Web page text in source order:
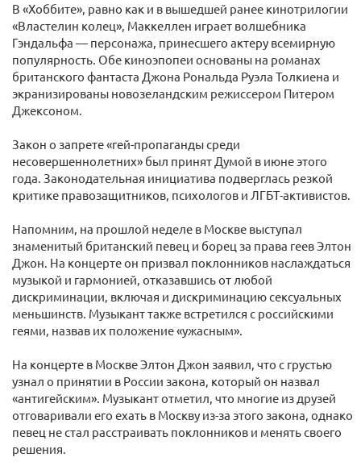
В «Хоббите», равно как и в вышедшей ранее кинотрилогии
«Властелин колец», Маккеллен играет волшебника
Гэндальфа — персонажа, принесшего актеру всемирную
популярность. Обе киноэпопеи основаны на романах
британского фантаста Джона Рональда Руэла Толкиена и
экранизированы новозеландским режиссером Питером
Джексоном.
Закон о запрете «гей-пропаганды среди
несовершеннолетних» был принят Думой в июне этого
года. Законодательная инициатива подверглась резкой
критике правозащитников, психологов и ЛГБТ-активистов.
Напомним, на прошлой неделе в Москве выступал
знаменитый британский певец и борец за права геев Элтон
Джон. На концерте он призвал поклонников наслаждаться
музыкой и гармонией, отказавшись от любой
дискриминации, включая и дискриминацию сексуальных
меньшинств. Музыкант также встретился с российскими
геями, назвав их положение «ужасным».
На концерте в Москве Элтон Джон заявил, что с грустью
узнал о принятии в России закона, который он назвал
«антигейским». Музыкант отметил, что многие из друзей
отговаривали его ехать в Москву из-за этого закона, однако
певец не стал расстраивать поклонников и менять своего
решения.